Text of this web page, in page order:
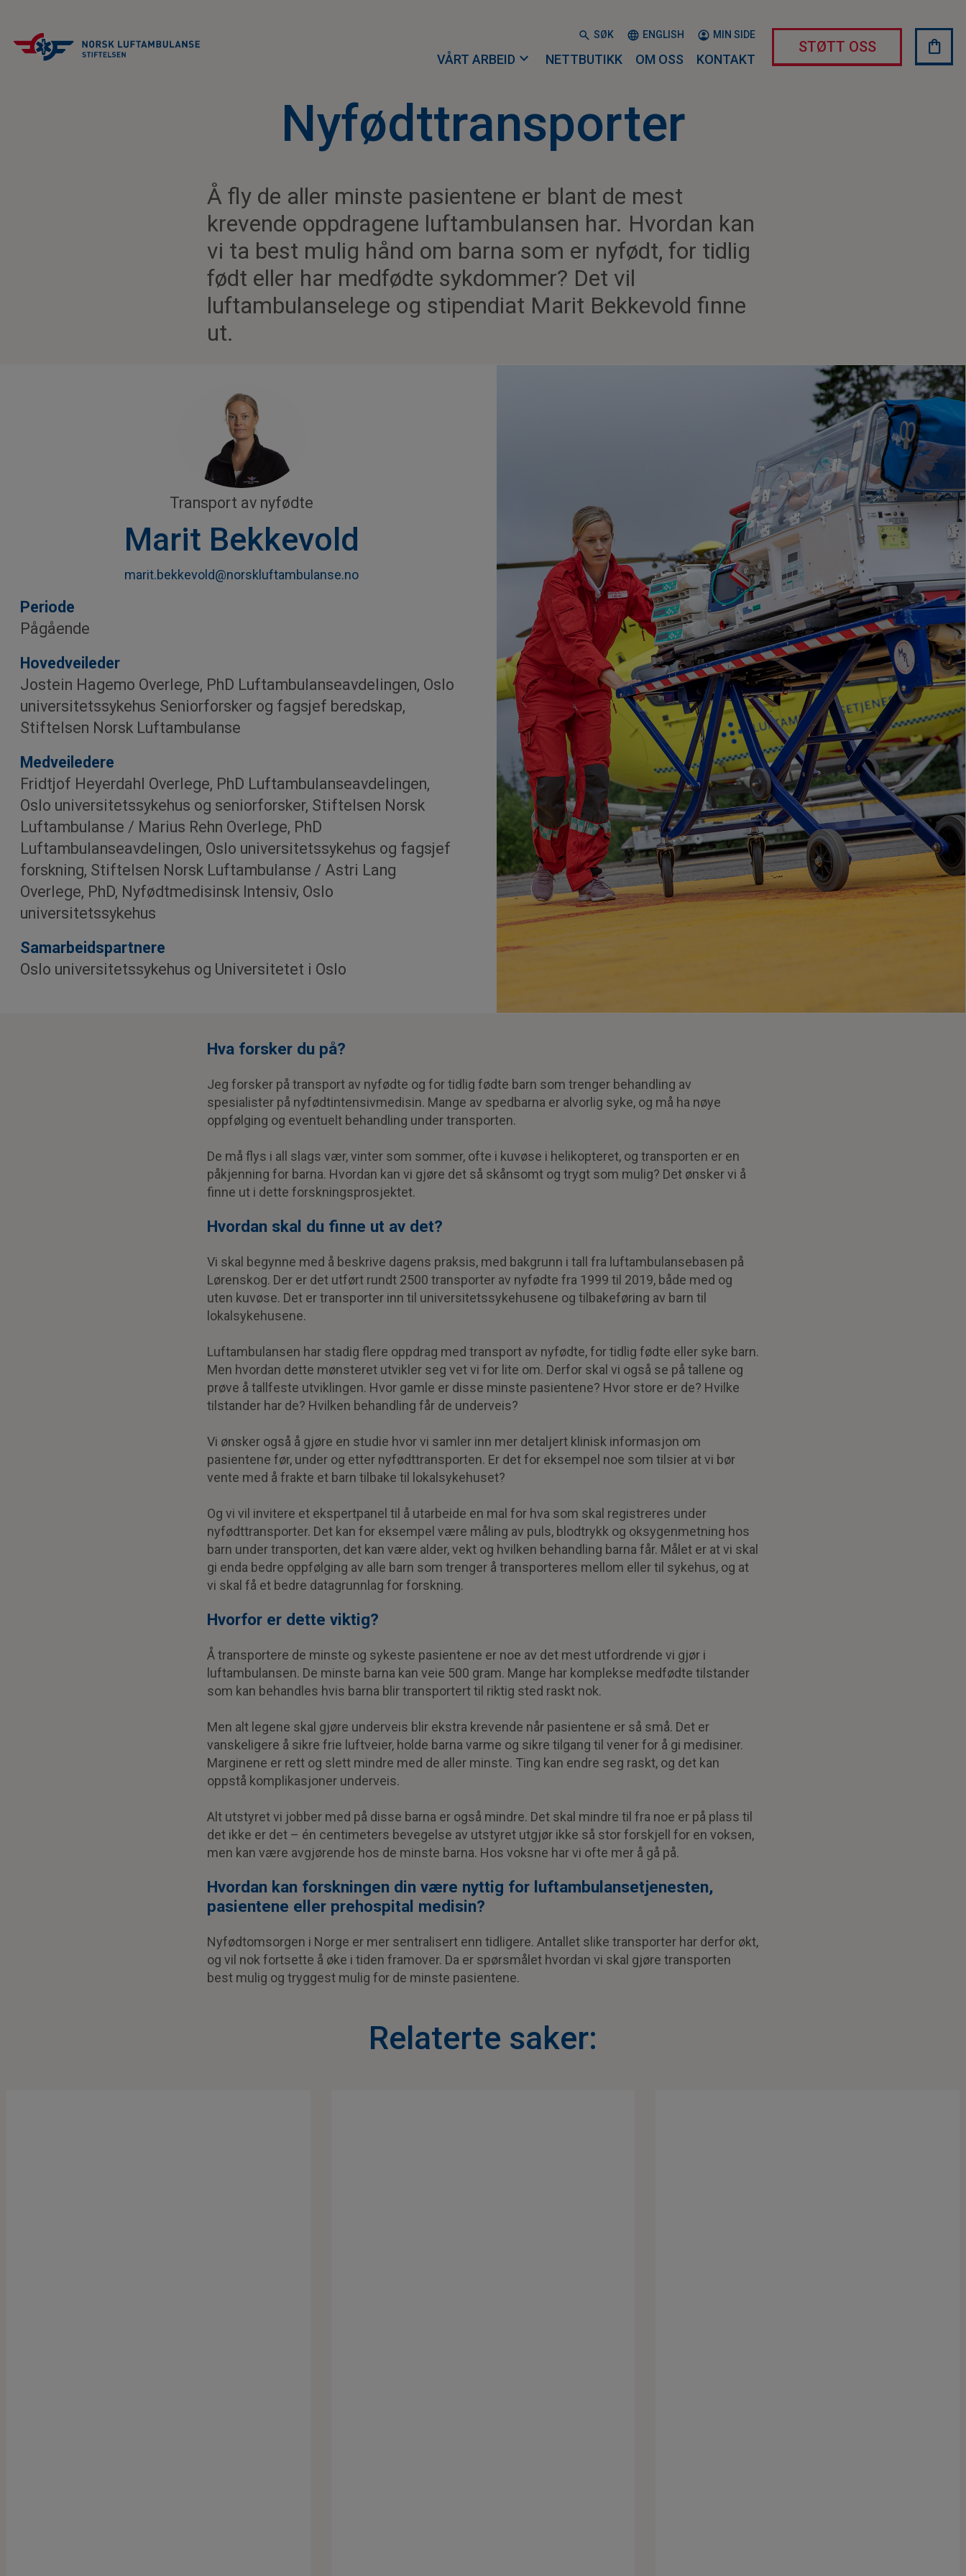
SØK ENGLISH MIN SIDE
VÅRT ARBEID expand_more NETTBUTIKK OM OSS KONTAKT
STØTT OSS shopping_bag
Nyfødttransporter
Å fly de aller minste pasientene er blant de mest
krevende oppdragene luftambulansen har. Hvordan kan
vi ta best mulig hånd om barna som er nyfødt, for tidlig
født eller har medfødte sykdommer? Det vil
luftambulanselege og stipendiat Marit Bekkevold finne
ut.
Transport av nyfødte
Marit Bekkevold
marit.bekkevold@norskluftambulanse.no
Periode
Pågående
Hovedveileder
Jostein Hagemo Overlege, PhD Luftambulanseavdelingen, Oslo
universitetssykehus Seniorforsker og fagsjef beredskap,
Stiftelsen Norsk Luftambulanse
Medveiledere
Fridtjof Heyerdahl Overlege, PhD Luftambulanseavdelingen,
Oslo universitetssykehus og seniorforsker, Stiftelsen Norsk
Luftambulanse / Marius Rehn Overlege, PhD
Luftambulanseavdelingen, Oslo universitetssykehus og fagsjef
forskning, Stiftelsen Norsk Luftambulanse / Astri Lang
Overlege, PhD, Nyfødtmedisinsk Intensiv, Oslo
universitetssykehus
Samarbeids­partnere
Oslo universitetssykehus og Universitetet i Oslo
Hva forsker du på?
Jeg forsker på transport av nyfødte og for tidlig fødte barn som trenger behandling av
spesialister på nyfødtintensivmedisin. Mange av spedbarna er alvorlig syke, og må ha nøye
oppfølging og eventuelt behandling under transporten.
De må flys i all slags vær, vinter som sommer, ofte i kuvøse i helikopteret, og transporten er en
påkjenning for barna. Hvordan kan vi gjøre det så skånsomt og trygt som mulig? Det ønsker vi å
finne ut i dette forskningsprosjektet.
Hvordan skal du finne ut av det?
Vi skal begynne med å beskrive dagens praksis, med bakgrunn i tall fra luftambulansebasen på
Lørenskog. Der er det utført rundt 2500 transporter av nyfødte fra 1999 til 2019, både med og
uten kuvøse. Det er transporter inn til universitetssykehusene og tilbakeføring av barn til
lokalsykehusene.
Luftambulansen har stadig flere oppdrag med transport av nyfødte, for tidlig fødte eller syke barn.
Men hvordan dette mønsteret utvikler seg vet vi for lite om. Derfor skal vi også se på tallene og
prøve å tallfeste utviklingen. Hvor gamle er disse minste pasientene? Hvor store er de? Hvilke
tilstander har de? Hvilken behandling får de underveis?
Vi ønsker også å gjøre en studie hvor vi samler inn mer detaljert klinisk informasjon om
pasientene før, under og etter nyfødttransporten. Er det for eksempel noe som tilsier at vi bør
vente med å frakte et barn tilbake til lokalsykehuset?
Og vi vil invitere et ekspertpanel til å utarbeide en mal for hva som skal registreres under
nyfødttransporter. Det kan for eksempel være måling av puls, blodtrykk og oksygenmetning hos
barn under transporten, det kan være alder, vekt og hvilken behandling barna får. Målet er at vi skal
gi enda bedre oppfølging av alle barn som trenger å transporteres mellom eller til sykehus, og at
vi skal få et bedre datagrunnlag for forskning.
Hvorfor er dette viktig?
Å transportere de minste og sykeste pasientene er noe av det mest utfordrende vi gjør i
luftambulansen. De minste barna kan veie 500 gram. Mange har komplekse medfødte tilstander
som kan behandles hvis barna blir transportert til riktig sted raskt nok.
Men alt legene skal gjøre underveis blir ekstra krevende når pasientene er så små. Det er
vanskeligere å sikre frie luftveier, holde barna varme og sikre tilgang til vener for å gi medisiner.
Marginene er rett og slett mindre med de aller minste. Ting kan endre seg raskt, og det kan
oppstå komplikasjoner underveis.
Alt utstyret vi jobber med på disse barna er også mindre. Det skal mindre til fra noe er på plass til
det ikke er det – én centimeters bevegelse av utstyret utgjør ikke så stor forskjell for en voksen,
men kan være avgjørende hos de minste barna. Hos voksne har vi ofte mer å gå på.
Hvordan kan forskningen din være nyttig for luftambulansetjenesten,
pasientene eller prehospital medisin?
Nyfødtomsorgen i Norge er mer sentralisert enn tidligere. Antallet slike transporter har derfor økt,
og vil nok fortsette å øke i tiden framover. Da er spørsmålet hvordan vi skal gjøre transporten
best mulig og tryggest mulig for de minste pasientene.
Relaterte saker: